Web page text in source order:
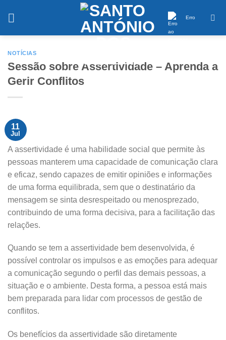
Erro
NOTÍCIAS
Sessão sobre Assertividade – Aprenda a
Gerir Conflitos
11
Jul
A assertividade é uma habilidade social que permite às
pessoas manterem uma capacidade de comunicação clara
e eficaz, sendo capazes de emitir opiniões e informações
de uma forma equilibrada, sem que o destinatário da
mensagem se sinta desrespeitado ou menosprezado,
contribuindo de uma forma decisiva, para a facilitação das
relações.
Quando se tem a assertividade bem desenvolvida, é
possível controlar os impulsos e as emoções para adequar
a comunicação segundo o perfil das demais pessoas, a
situação e o ambiente. Desta forma, a pessoa está mais
bem preparada para lidar com processos de gestão de
conflitos.
Os benefícios da assertividade são diretamente